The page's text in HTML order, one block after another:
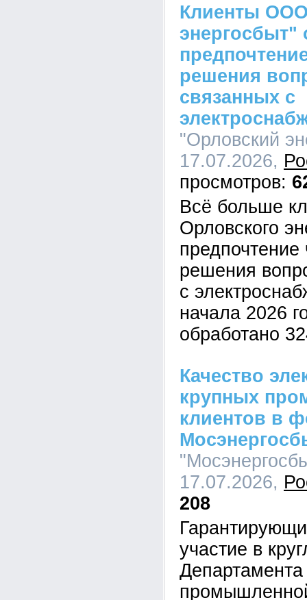
Клиенты
энергосбыт"
решения
связанных с
"Орловский
17.07.2026,
Всё больше
Орловского
предпочтение
решения
с
начала 2026
обработано
Качество
крупных
клиентов в
17.07.2026,
208
участие в